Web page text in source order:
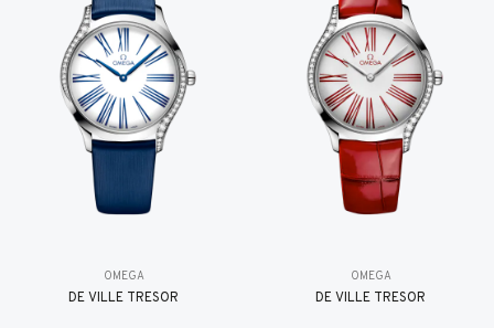
OMEGA
DE VILLE TRESOR
OMEGA
DE VILLE TRESOR